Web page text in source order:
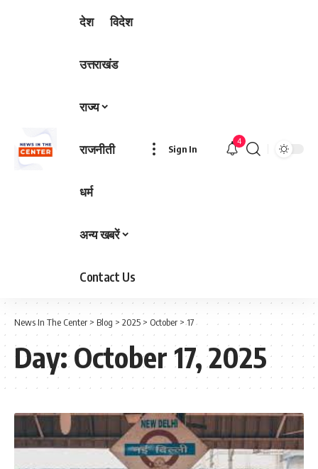
देश विदेश
उत्तराखंड
राज्य
राजनीती
धर्म
अन्य खबरें
Contact Us
Sign In
4
News In The Center> Blog >2025> October >17
Day:October 17, 2025